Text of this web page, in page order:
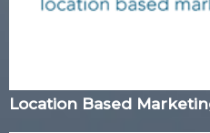
Location Based